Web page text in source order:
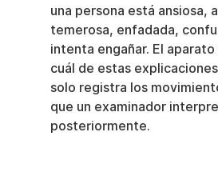
una persona está ansiosa,
temerosa, enfadada,
intenta engañar. El
cuál de estas
solo registra los
que un examinador
posteriormente.